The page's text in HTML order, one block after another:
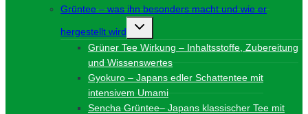
Grüntee – was ihn besonders macht und wie er
hergestellt wird
Untermenü
umschalten
Grüner Tee Wirkung – Inhaltsstoffe, Zubereitung
und Wissenswertes
Gyokuro – Japans edler Schattentee mit
intensivem Umami
Sencha Grüntee– Japans klassischer Tee mit